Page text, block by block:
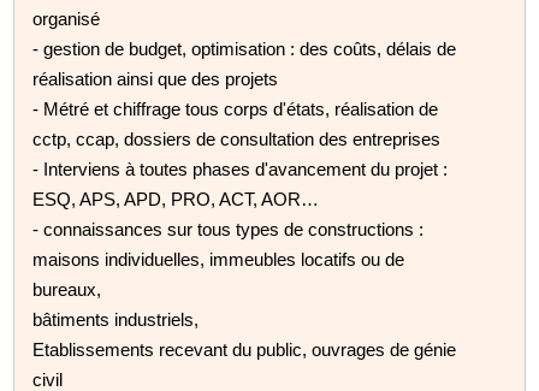
organisé
- gestion de budget, optimisation : des coûts, délais de
réalisation ainsi que des projets
- Métré et chiffrage tous corps d'états, réalisation de
cctp, ccap, dossiers de consultation des entreprises
- Interviens à toutes phases d'avancement du projet :
ESQ, APS, APD, PRO, ACT, AOR…
- connaissances sur tous types de constructions :
maisons individuelles, immeubles locatifs ou de
bureaux,
bâtiments industriels,
Etablissements recevant du public, ouvrages de génie
civil